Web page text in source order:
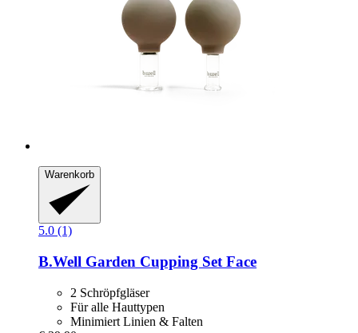
Warenkorb
5.0 (1)
B.Well Garden Cupping Set Face
2 Schröpfgläser
Für alle Hauttypen
Minimiert Linien & Falten